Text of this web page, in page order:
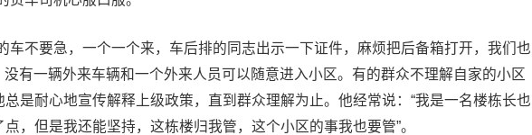
车不要急，一个一个来，车后排的同志出示一下证件，麻烦把后备箱打开，我们也
没有一辆外来车辆和一个外来人员可以随意进入小区。有的群众不理解自家的小区
是耐心地宣传解释上级政策，直到群众理解为止。他经常说：“我是一名楼栋长也
，但是我还能坚持，这栋楼归我管，这个小区的事我也要管”。